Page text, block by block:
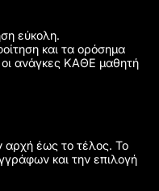
εύκολη.
και τα ορόσημα
οι ανάγκες ΚΑΘΕ μαθητή
αρχή έως το τέλος. Το
και την επιλογή